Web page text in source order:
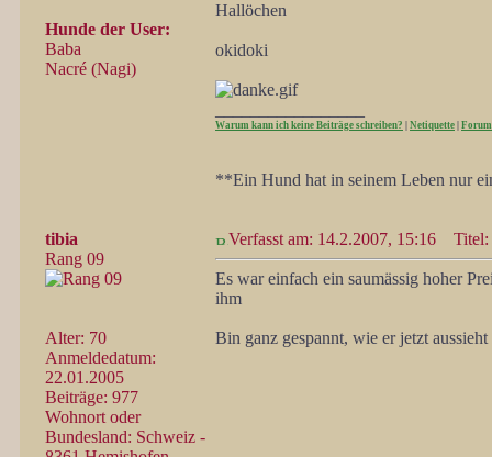
Hunde der User:
Baba
Nacré (Nagi)
Hallöchen
okidoki
Warum kann ich keine Beiträge schreiben? Netiquette
**Ein Hund hat in seinem Leben nur
tibia
Rang 09
Alter: 70
Anmeldedatum:
22.01.2005
Beiträge: 977
Wohnort oder
Bundesland: Schweiz -
Verfasst am: 14.2.2007, 15:16 Titel:
Es war einfach ein saumässig hoher
ihm
Bin ganz gespannt, wie er jetzt